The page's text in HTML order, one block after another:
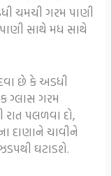
ચમચી ગરમ પાણી
સાથે મધ સાથે
છે કે અડધી
ગ્લાસ ગરમ
પલળવા દો,
દાણાને ચાવીને
ઘટાડશે.